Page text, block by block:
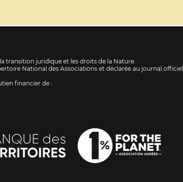
transition juridique et les droits de la Nature.
National des Associations et déclarée au journal officiel
financier de :